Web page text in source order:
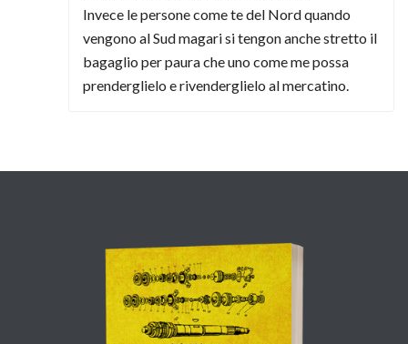
Invece le persone come te del Nord quando
vengono al Sud magari si tengon anche stretto il
bagaglio per paura che uno come me possa
prenderglielo e rivenderglielo al mercatino.